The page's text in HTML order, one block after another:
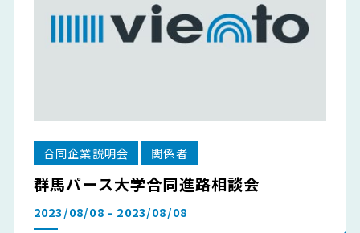
合同企業説明会 関係者
群馬パース大学合同進路相談会
2023/08/08 - 2023/08/08